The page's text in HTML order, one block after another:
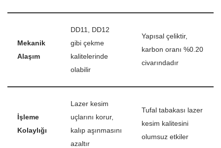
Mekanik
Alaşım
DD11, DD12
gibi çekme
kalitelerinde
olabilir
Yapısal çeliktir,
karbon oranı %0.20
civarındadır
İşleme
Kolaylığı
Lazer kesim
uçlarını korur,
kalıp aşınmasını
azaltır
Tufal tabakası lazer
kesim kalitesini
olumsuz etkiler